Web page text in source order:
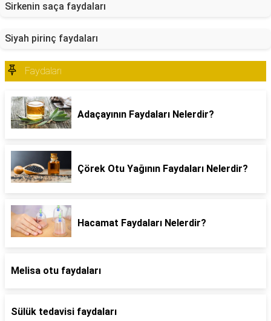
Sirkenin saça faydaları
Siyah pirinç faydaları
Faydaları
Adaçayının Faydaları Nelerdir?
Çörek Otu Yağının Faydaları Nelerdir?
Hacamat Faydaları Nelerdir?
Melisa otu faydaları
Sülük tedavisi faydaları